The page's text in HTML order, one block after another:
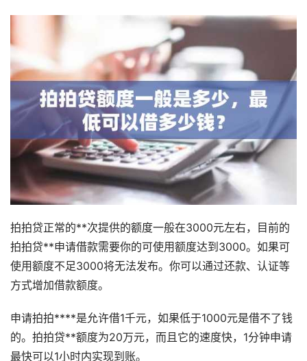
拍拍贷正常的**次提供的额度一般在3000元左右，目前的
拍拍贷**申请借款需要你的可使用额度达到3000。如果可
使用额度不足3000将无法发布。你可以通过还款、认证等
方式增加借款额度。
申请拍拍****是允许借1千元，如果低于1000元是借不了钱
的。拍拍贷**额度为20万元，而且它的速度快，1分钟申请
最快可以1小时内实现到账。